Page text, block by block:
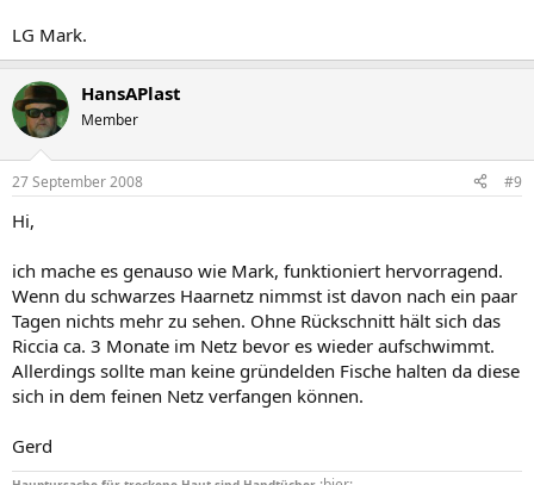
LG Mark.
HansAPlast
Member
27 September 2008 #9
Hi,
ich mache es genauso wie Mark, funktioniert hervorragend.
Wenn du schwarzes Haarnetz nimmst ist davon nach ein paar
Tagen nichts mehr zu sehen. Ohne Rückschnitt hält sich das
Riccia ca. 3 Monate im Netz bevor es wieder aufschwimmt.
Allerdings sollte man keine gründelden Fische halten da diese
sich in dem feinen Netz verfangen können.
Gerd